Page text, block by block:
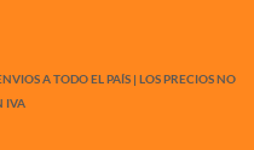
A TODO EL PAÍS | LOS PRECIOS NO
IVA